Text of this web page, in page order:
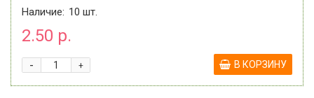
Наличие: 10 шт.
2.50 р.
+
- В КОРЗИНУ